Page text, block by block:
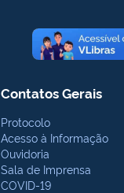
Contatos Gerais
Protocolo
Acesso à Informação
Ouvidoria
Sala de Imprensa
COVID-19